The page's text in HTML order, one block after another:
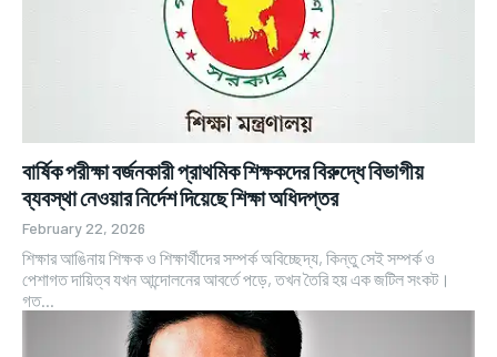
বার্ষিক পরীক্ষা বর্জনকারী প্রাথমিক শিক্ষকদের বিরুদ্ধে বিভাগীয়
ব্যবস্থা নেওয়ার নির্দেশ দিয়েছে শিক্ষা অধিদপ্তর
February 22, 2026
শিক্ষার আঙিনায় শিক্ষক ও শিক্ষার্থীদের সম্পর্ক অবিচ্ছেদ্য, কিন্তু সেই সম্পর্ক ও
পেশাগত দায়িত্ব যখন আন্দোলনের আবর্তে পড়ে, তখন তৈরি হয় এক জটিল সংকট।
গত...